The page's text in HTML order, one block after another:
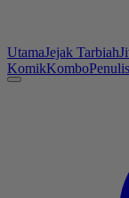
UtamaJejak Tarbiah
KomikKomboPenulis